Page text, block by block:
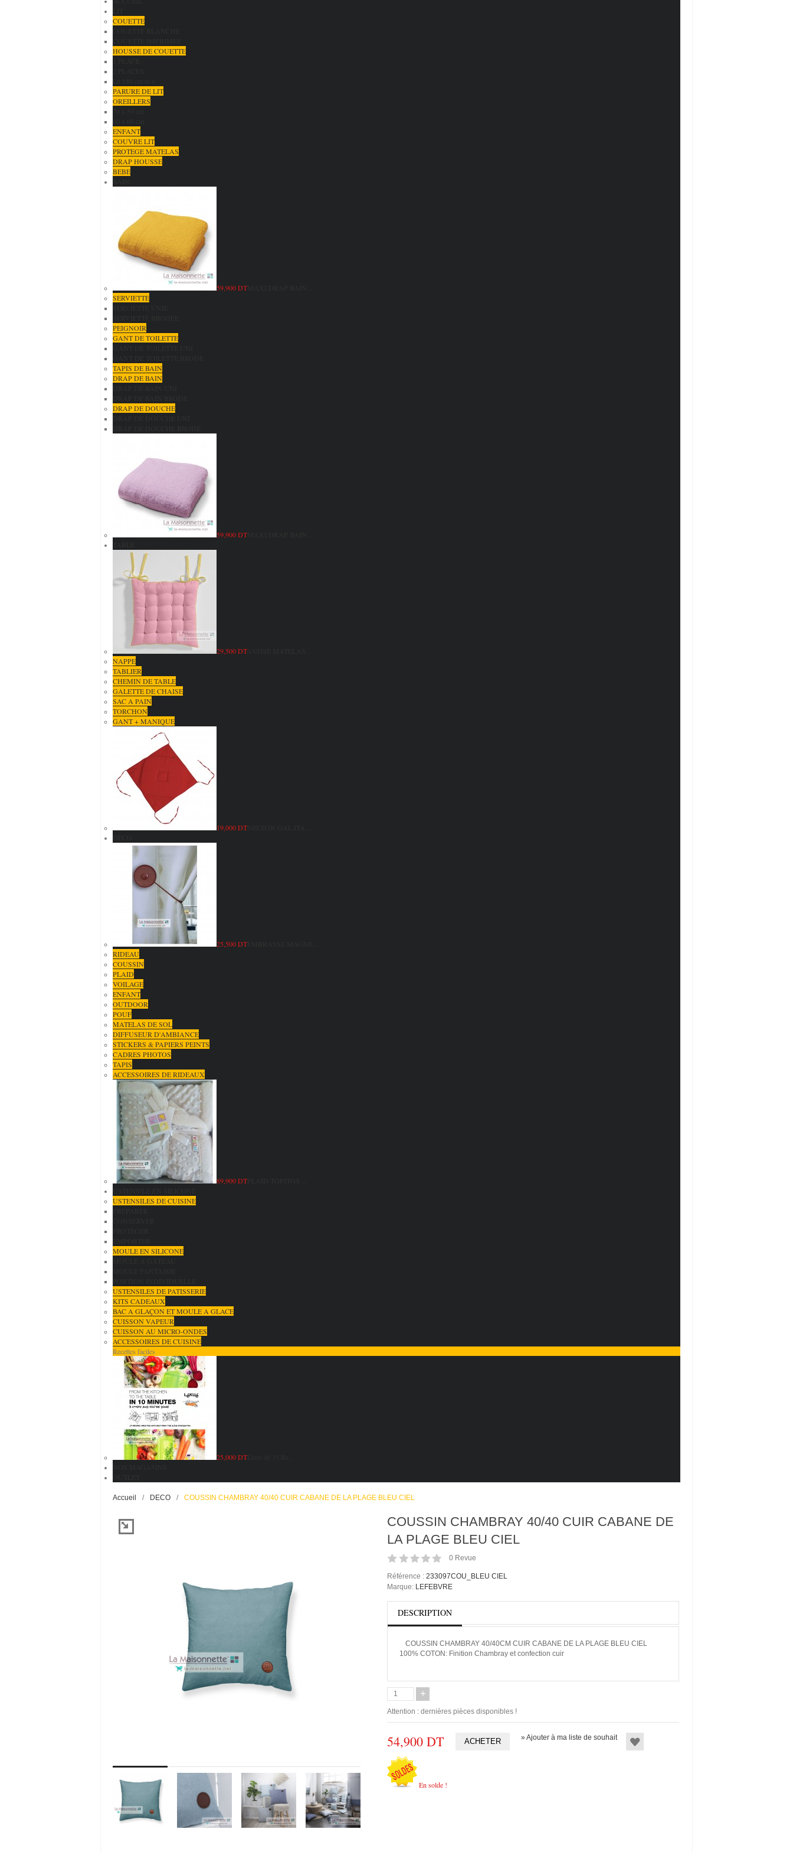
COUETTE
HOUSSE DE COUETTE
PARURE DE LIT
OREILLERS
ENFANT
COUVRE LIT
PROTEGE MATELAS
DRAP HOUSSE
BEBE
59,900 DT
SERVIETTE
PEIGNOIR
GANT DE TOILETTE
TAPIS DE BAIN
DRAP DE BAIN
DRAP DE DOUCHE
59,900 DT
29,500 DTASSISE MATELAS...
NAPPE
TABLIER
CHEMIN DE TABLE
GALETTE DE CHAISE
SAC A PAIN
TORCHON
GANT + MANIQUE
19,000 DT
25,500 DT
RIDEAU
COUSSIN
PLAID
VOILAGE
ENFANT
OUTDOOR
POUF
MATELAS DE SOL
DIFFUSEUR D'AMBIANCE
STICKERS & PAPIERS PEINTS
CADRES PHOTOS
TAPIS
ACCESSOIRES DE RIDEAUX
89,900 DT
USTENSILES DE CUISINE
MOULE EN SILICONE
USTENSILES DE PATISSERIE
KITS CADEAUX
BAC A GLAÇON ET MOULE A GLACE
CUISSON VAPEUR
CUISSON AU MICRO-ONDES
ACCESSOIRES DE CUISINE
Recettes faciles
25,000 DT
Accueil / DECO / COUSSIN CHAMBRAY 40/40 CUIR CABANE DE LA PLAGE BLEU CIEL
COUSSIN CHAMBRAY 40/40 CUIR CABANE DE
LA PLAGE BLEU CIEL
0 Revue
Référence : 233097COU_BLEU CIEL
Marque: LEFEBVRE
DESCRIPTION
COUSSIN CHAMBRAY 40/40CM CUIR CABANE DE LA PLAGE BLEU CIEL
100% COTON: Finition Chambray et confection cuir
+
Attention : dernières pièces disponibles !
54,900 DT
En solde !
» Ajouter à ma liste de souhait